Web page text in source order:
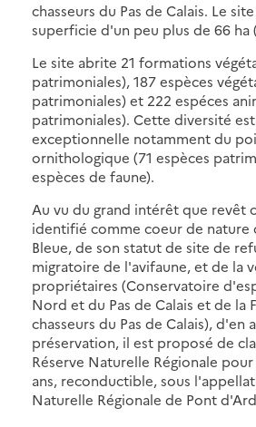
chasseurs du Pas de Calais. Le
superficie d'un peu plus de 66 ha
Le site abrite 21 formations
patrimoniales), 187 espèces
patrimoniales) et 222 espéces
patrimoniales). Cette diversité
exceptionnelle notamment du
ornithologique (71 espèces
espèces de faune).
Au vu du grand intérêt que revêt
identifié comme coeur de nature
Bleue, de son statut de site de
migratoire de l'avifaune, et de la
propriétaires (Conservatoire
Nord et du Pas de Calais et de la
chasseurs du Pas de Calais), d'en
préservation, il est proposé de
Réserve Naturelle Régionale
ans, reconductible, sous
Naturelle Régionale de Pont